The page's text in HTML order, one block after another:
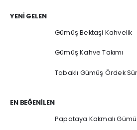
YENI GELEN
Gümüş Bektaşi Kahvelik
Gümüş Kahve Takımı
Tabaklı Gümüş Ördek
EN BEĞENILEN
Papataya Kakmalı